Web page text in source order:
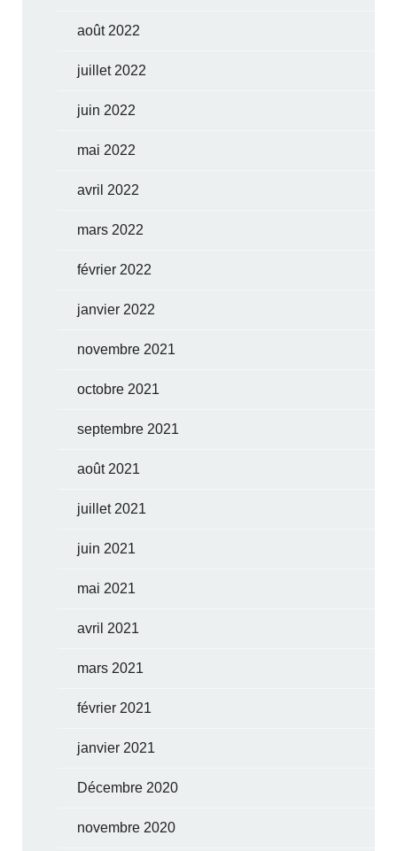
août 2022
juillet 2022
juin 2022
mai 2022
avril 2022
mars 2022
février 2022
janvier 2022
novembre 2021
octobre 2021
septembre 2021
août 2021
juillet 2021
juin 2021
mai 2021
avril 2021
mars 2021
février 2021
janvier 2021
Décembre 2020
novembre 2020